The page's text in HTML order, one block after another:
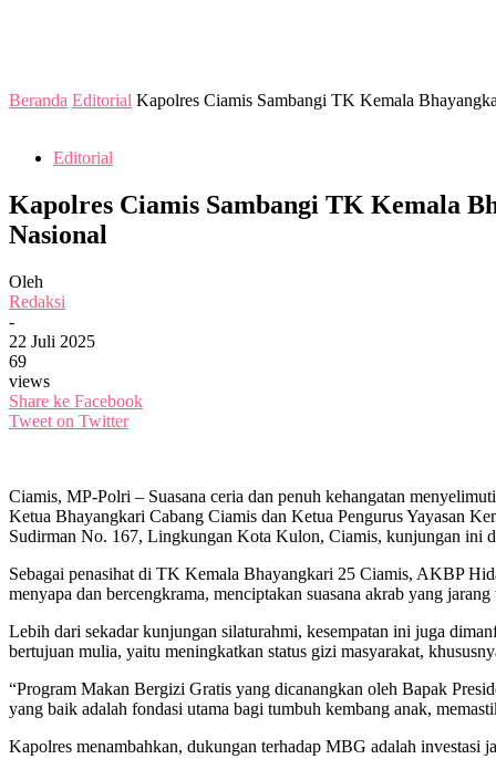
Beranda Editorial Kapolres Ciamis Sambangi TK Kemala
Editorial
Kapolres Ciamis Sambangi TK Kemala
Nasional
Oleh
Redaksi
-
22 Juli 2025
69
views
Share ke Facebook
Tweet on Twitter
Ciamis, MP-Polri – Suasana ceria dan penuh kehangatan
Ketua Bhayangkari Cabang Ciamis dan Ketua Pengurus Yayasan
Sudirman No. 167, Lingkungan Kota Kulon, Ciamis, kunjungan ini
Sebagai penasihat di TK Kemala Bhayangkari 25 Ciamis, AKBP
menyapa dan bercengkrama, menciptakan suasana akrab yang
Lebih dari sekadar kunjungan silaturahmi, kesempatan ini juga
bertujuan mulia, yaitu meningkatkan status gizi masyarakat,
“Program Makan Bergizi Gratis yang dicanangkan oleh Bapak
yang baik adalah fondasi utama bagi tumbuh kembang anak,
Kapolres menambahkan, dukungan terhadap MBG adalah investasi